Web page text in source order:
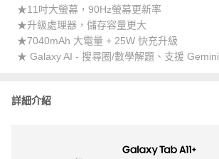
★11吋大螢幕，90Hz螢幕更新率
★升級處理器，儲存容量更大
★7040mAh 大電量 + 25W 快充升級
★ Galaxy AI - 搜尋圈/數學解題、支援 Gemini
詳細介紹